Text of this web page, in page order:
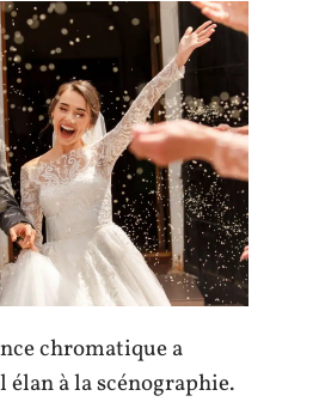
chromatique a
élan à la scénographie.